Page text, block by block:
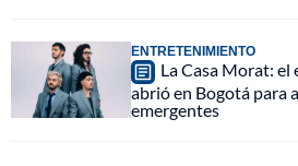
ENTRETENIMIENTO
La Casa Morat: el
abrió en Bogotá para
emergentes